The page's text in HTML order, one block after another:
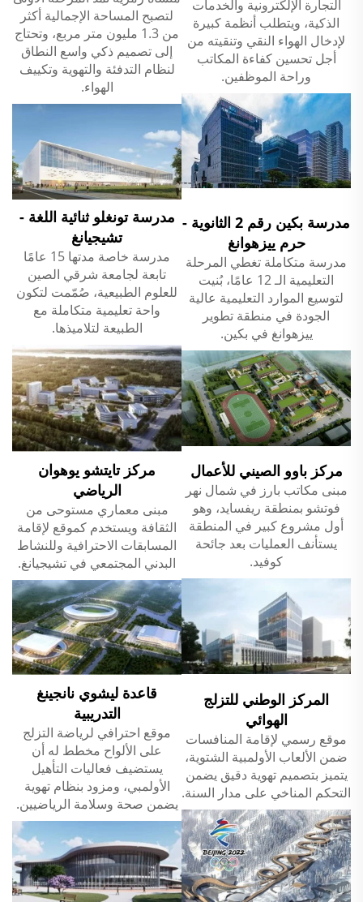
التجارة الإلكترونية والخدمات
الذكية، ويتطلب أنظمة كبيرة
لإدخال الهواء النقي وتنقيته من
أجل تحسين كفاءة المكاتب
وراحة الموظفين.
لتصبح المساحة الإجمالية أكثر
من 1.3 مليون متر مربع، وتحتاج
إلى تصميم ذكي واسع النطاق
لنظام التدفئة والتهوية وتكييف
الهواء.
مدرسة بكين رقم 2 الثانوية -
حرم ييزهوانغ
مدرسة متكاملة تغطي المرحلة
التعليمية الـ 12 عامًا، بُنيت
لتوسيع الموارد التعليمية عالية
الجودة في منطقة تطوير
ييزهوانغ في بكين.
مدرسة تونغلو ثنائية اللغة -
تشيجيانغ
مدرسة خاصة مدتها 15 عامًا
تابعة لجامعة شرقي الصين
للعلوم الطبيعية، صُمّمت لتكون
واحة تعليمية متكاملة مع
الطبيعة لتلاميذها.
مركز باوو الصيني للأعمال
مبنى مكاتب بارز في شمال نهر
فوتشو بمنطقة ريفسايد، وهو
أول مشروع كبير في المنطقة
يستأنف العمليات بعد جائحة
كوفيد.
مركز تايتشو يوهوان
الرياضي
مبنى معماري مستوحى من
الثقافة ويستخدم كموقع لإقامة
المسابقات الاحترافية وللنشاط
البدني المجتمعي في تشيجيانغ.
المركز الوطني للتزلج
الهوائي
موقع رسمي لإقامة المنافسات
ضمن الألعاب الأولمبية الشتوية،
يتميز بتصميم تهوية دقيق يضمن
التحكم المناخي على مدار السنة.
قاعدة ليشوي نانجينغ
التدريبية
موقع احترافي لرياضة التزلج
على الألواح مخطط له أن
يستضيف فعاليات التأهيل
الأولمبي، ومزود بنظام تهوية
يضمن صحة وسلامة الرياضيين.